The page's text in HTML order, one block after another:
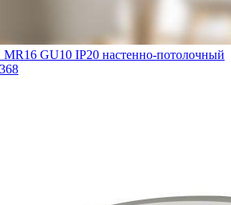
GU10 IP20 настенно-потолочный